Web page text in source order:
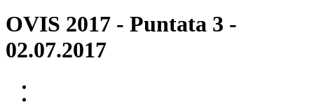
OVIS 2017 - Puntata 3 -
02.07.2017